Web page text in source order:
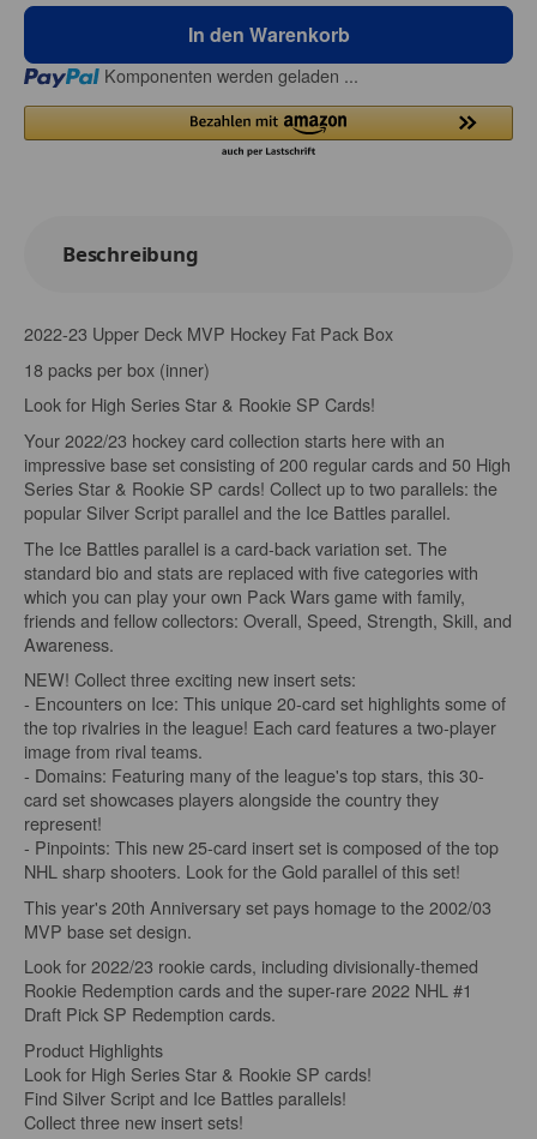
In den Warenkorb
Loading... Komponenten werden geladen ...
Beschreibung
2022-23 Upper Deck MVP Hockey Fat Pack Box
18 packs per box (inner)
Look for High Series Star & Rookie SP Cards!
Your 2022/23 hockey card collection starts here with an
impressive base set consisting of 200 regular cards and 50 High
Series Star & Rookie SP cards! Collect up to two parallels: the
popular Silver Script parallel and the Ice Battles parallel.
The Ice Battles parallel is a card-back variation set. The
standard bio and stats are replaced with five categories with
which you can play your own Pack Wars game with family,
friends and fellow collectors: Overall, Speed, Strength, Skill, and
Awareness.
NEW! Collect three exciting new insert sets:
- Encounters on Ice: This unique 20-card set highlights some of
the top rivalries in the league! Each card features a two-player
image from rival teams.
- Domains: Featuring many of the league's top stars, this 30-
card set showcases players alongside the country they
represent!
- Pinpoints: This new 25-card insert set is composed of the top
NHL sharp shooters. Look for the Gold parallel of this set!
This year's 20th Anniversary set pays homage to the 2002/03
MVP base set design.
Look for 2022/23 rookie cards, including divisionally-themed
Rookie Redemption cards and the super-rare 2022 NHL #1
Draft Pick SP Redemption cards.
Product Highlights
Look for High Series Star & Rookie SP cards!
Find Silver Script and Ice Battles parallels!
Collect three new insert sets!